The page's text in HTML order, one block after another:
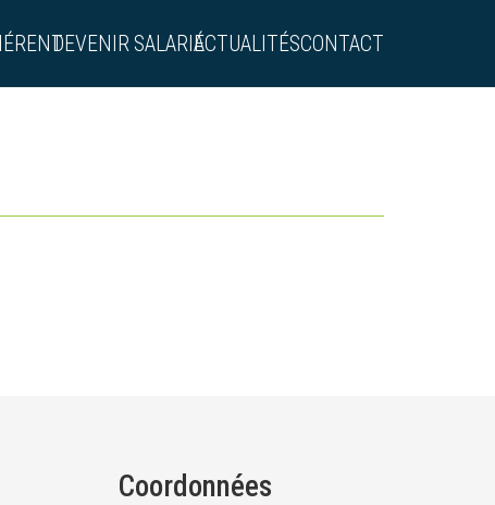
DEVENIR SALARIÉACTUALITÉSCONTACT
Coordonnées